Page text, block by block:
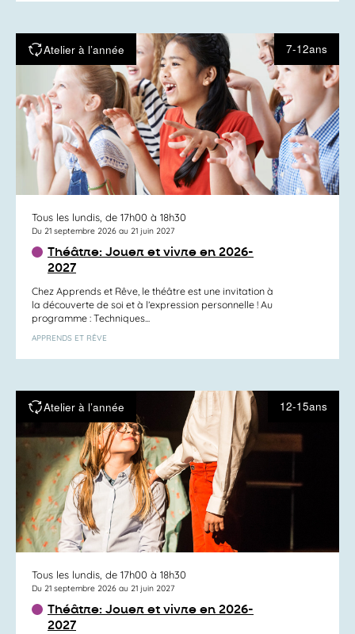
Atelier à l’année 7-12ans
Tous les lundis, de 17h00 à 18h30
Du 21 septembre 2026 au 21 juin 2027
Théâtre: Jouer et vivre en 2026-
2027
Chez Apprends et Rêve, le théâtre est une invitation à
la découverte de soi et à l’expression personnelle ! Au
programme : Techniques...
APPRENDS ET RÊVE
Atelier à l’année 12-15ans
Tous les lundis, de 17h00 à 18h30
Du 21 septembre 2026 au 21 juin 2027
Théâtre: Jouer et vivre en 2026-
2027